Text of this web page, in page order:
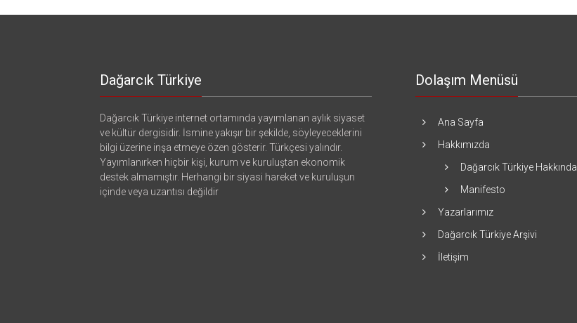
Dış
Borç.
için
Dağarcık Türkiye
Dağarcık Türkiye internet ortamında yayımlanan aylık siyaset
ve kültür dergisidir. İsmine yakışır bir şekilde, söyleyeceklerini
bilgi üzerine inşa etmeye özen gösterir. Türkçesi yalındır.
Yayımlanırken hiçbir kişi, kurum ve kuruluştan ekonomik
destek almamıştır. Herhangi bir siyasi hareket ve kuruluşun
içinde veya uzantısı değildir
Dolaşım Menüsü
Ana Sayfa
Hakkımızda
Dağarcık Türkiye Hakkında
Manifesto
Yazarlarımız
Dağarcık Türkiye Arşivi
İletişim